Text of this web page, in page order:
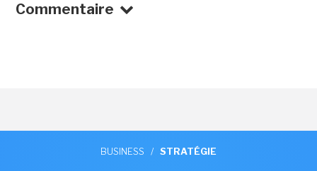
Commentaire
BUSINESS / STRATÉGIE